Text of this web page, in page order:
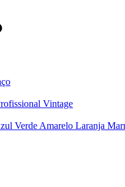
Vintage
Verde Amarelo Laranja